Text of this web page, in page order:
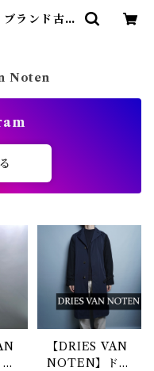
ランド古着
Noten
【DRIES VAN
NOTEN】ドリ